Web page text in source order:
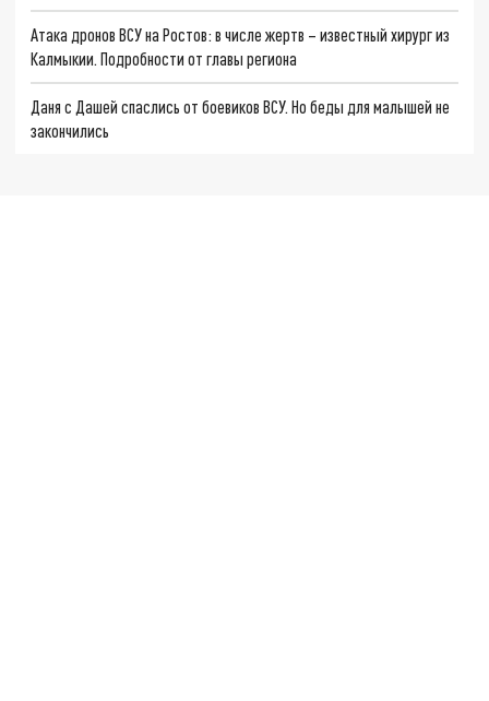
Атака дронов ВСУ на Ростов: в числе жертв – известный хирург из
Калмыкии. Подробности от главы региона
Даня с Дашей спаслись от боевиков ВСУ. Но беды для малышей не
закончились